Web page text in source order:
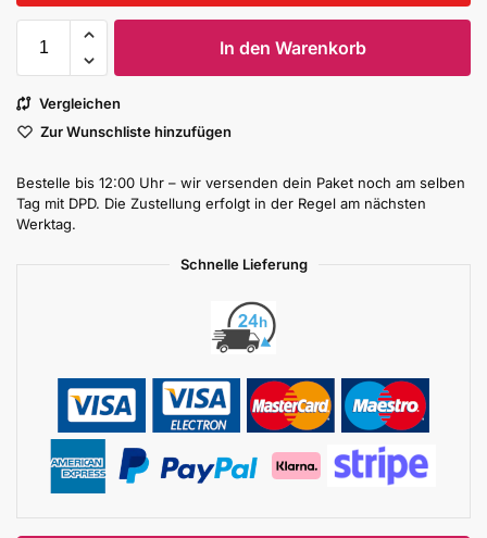
In den Warenkorb
Vergleichen
Zur Wunschliste hinzufügen
Bestelle bis 12:00 Uhr – wir versenden dein Paket noch am selben
Tag mit DPD. Die Zustellung erfolgt in der Regel am nächsten
Werktag.
Schnelle Lieferung